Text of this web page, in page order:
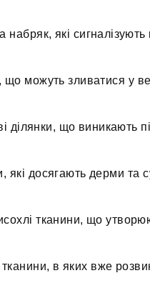
набряк, які
що можуть зливатися у
ділянки, що виникають
які досягають дерми та
тканини, що
в яких вже